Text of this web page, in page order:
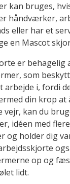
kan bruges,
håndværker,
eller har et
en Mascot
er behagelig
som
arbejde i, fordi
din krop at
vejr, kan du
idéen med
og holder dig
op og
lidt.